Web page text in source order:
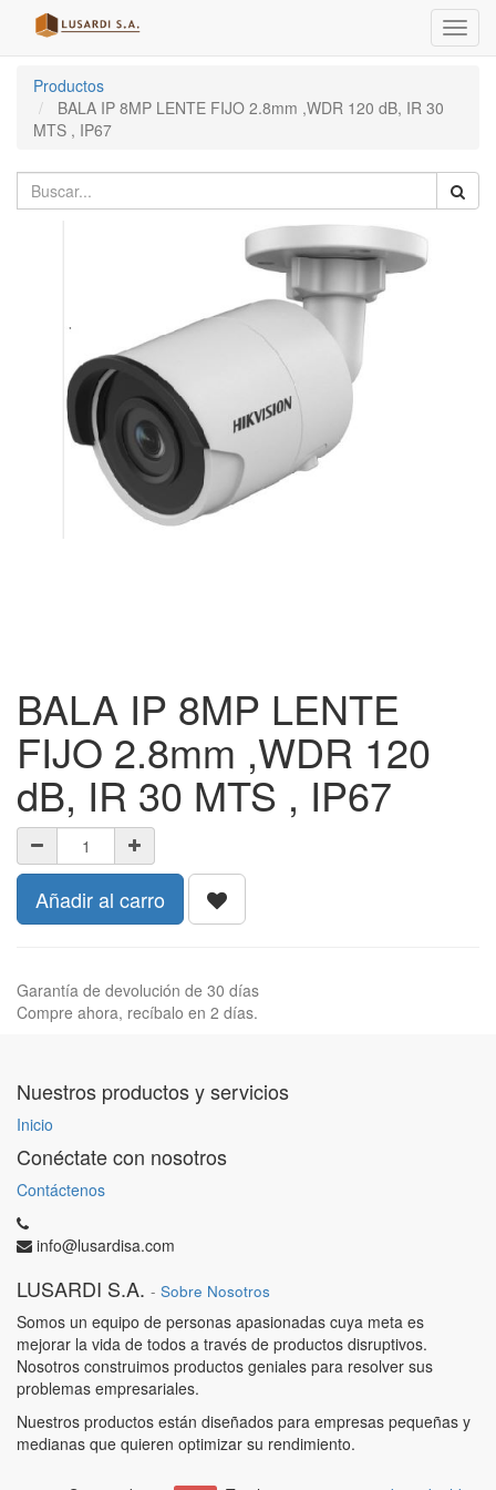
Menú
de
Productos
BALA IP 8MP LENTE FIJO 2.8mm ,WDR 120 dB, IR 30
MTS , IP67
BALA IP 8MP LENTE
FIJO 2.8mm ,WDR 120
dB, IR 30 MTS , IP67
Añadir al carro
Garantía de devolución de 30 días
Compre ahora, recíbalo en 2 días.
Nuestros productos y servicios
Inicio
Conéctate con nosotros
Contáctenos
info@lusardisa.com
LUSARDI S.A. - Sobre Nosotros
Somos un equipo de personas apasionadas cuya meta es
mejorar la vida de todos a través de productos disruptivos.
Nosotros construimos productos geniales para resolver sus
problemas empresariales.
Nuestros productos están diseñados para empresas pequeñas y
medianas que quieren optimizar su rendimiento.